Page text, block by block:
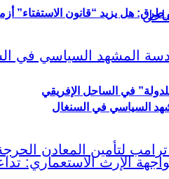
في الساحل الإفريقي
هل يزيد “قانون الاستفتاء”
السياسي في السنغال